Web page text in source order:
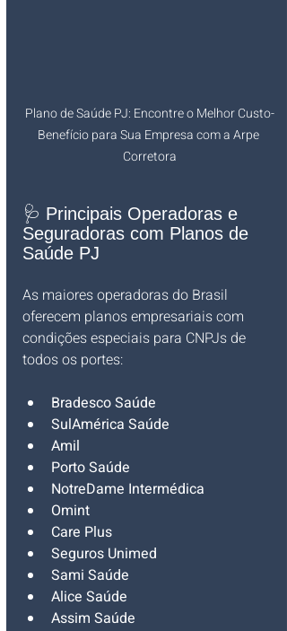
Plano de Saúde PJ: Encontre o Melhor Custo-
Benefício para Sua Empresa com a Arpe
Corretora
🩺 Principais Operadoras e
Seguradoras com Planos de
Saúde PJ
As maiores operadoras do Brasil
oferecem planos empresariais com
condições especiais para CNPJs de
todos os portes:
Bradesco Saúde
SulAmérica Saúde
Amil
Porto Saúde
NotreDame Intermédica
Omint
Care Plus
Seguros Unimed
Sami Saúde
Alice Saúde
Assim Saúde